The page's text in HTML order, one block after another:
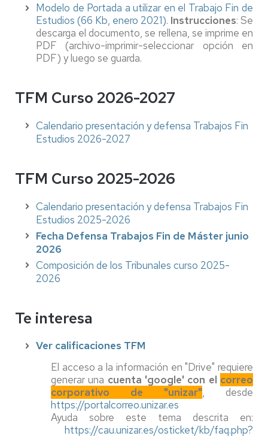
Modelo de Portada a utilizar en el Trabajo Fin de
Estudios (66 Kb, enero 2021). Instrucciones: Se
descarga el documento, se rellena, se imprime en
PDF (archivo-imprimir-seleccionar opción en
PDF) y luego se guarda.
TFM Curso 2026-2027
Calendario presentación y defensa Trabajos Fin
Estudios 2026-2027
TFM Curso 2025-2026
Calendario presentación y defensa Trabajos Fin
Estudios 2025-2026
Fecha Defensa Trabajos Fin de Máster junio
2026
Composición de los Tribunales curso 2025-
2026
Te interesa
Ver calificaciones TFM
El acceso a la información en "Drive" requiere
generar una cuenta 'google' con el correo
corporativo de "unizar", desde
https://portalcorreo.unizar.es
Ayuda sobre este tema descrita en:
https://cau.unizar.es/osticket/kb/faq.php?